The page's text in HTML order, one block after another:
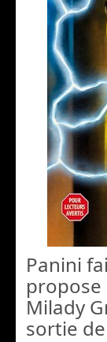
Panini
propose
Milady
sortie de